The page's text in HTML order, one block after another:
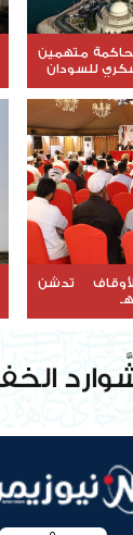
متهمين
للسودان
تدشن